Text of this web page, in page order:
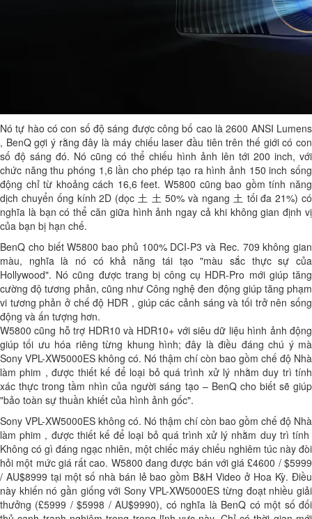
Nó tự hào có con số độ sáng được công bố cao là 2600 ANSI Lumens
, BenQ gợi ý rằng đây là máy chiếu laser đầu tiên trên thế giới có con
số độ sáng đó. Nó cũng có thể chiếu hình ảnh lên tới 200 inch, với
chức năng thu phóng 1,6 lần cho phép tạo ra hình ảnh 150 inch sống
động chỉ từ khoảng cách 16,6 feet. W5800 cũng bao gồm tính năng
dịch chuyển ống kính 2D (dọc 土 土 50% và ngang 土 tối đa 21%) có
nghĩa là bạn có thể căn giữa hình ảnh ngay cả khi không gian định vị
của bạn bị hạn chế.
BenQ cho biết W5800 bao phủ 100% DCI-P3 và Rec. 709 không gian
màu, nghĩa là nó có khả năng tái tạo "màu sắc thực sự của
Hollywood". Nó cũng được trang bị công cụ HDR-Pro mới giúp tăng
cường độ tương phản, cũng như Công nghệ đen động giúp tăng phạm
vi tương phản ở chế độ HDR , giúp các cảnh sáng và tối trở nên sống
động và ấn tượng hơn.
W5800 cũng hỗ trợ HDR10 và HDR10+ với siêu dữ liệu hình ảnh động
giúp tối ưu hóa riêng từng khung hình; đây là điều đáng chú ý mà
Sony VPL-XW5000ES không có. Nó thậm chí còn bao gồm chế độ Nhà
làm phim , được thiết kế để loại bỏ quá trình xử lý nhằm duy trì tính
xác thực trong tầm nhìn của người sáng tạo – BenQ cho biết sẽ giúp
"bảo toàn sự thuần khiết của hình ảnh gốc".
Sony VPL-XW5000ES không có. Nó thậm chí còn bao gồm chế độ Nhà
làm phim , được thiết kế để loại bỏ quá trình xử lý nhằm duy trì tính
Không có gì đáng ngạc nhiên, một chiếc máy chiếu nghiêm túc này đòi
hỏi một mức giá rất cao. W5800 đang được bán với giá £4600 / $5999
/ AU$8999 tại một số nhà bán lẻ bao gồm B&H Video ở Hoa Kỳ. Điều
này khiến nó gần giống với Sony VPL-XW5000ES từng đoạt nhiều giải
thưởng (£5999 / $5998 / AU$9990), có nghĩa là BenQ có một số đối